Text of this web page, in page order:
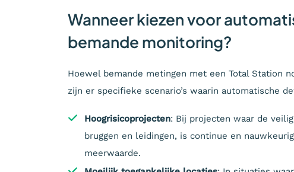
Wanneer kiezen voor
bemande monitoring?
Hoewel bemande metingen met een Total Station
zijn er specifieke scenario’s waarin automatische
Hoogrisicoprojecten: Bij projecten waar de
bruggen en leidingen, is continue en
meerwaarde.